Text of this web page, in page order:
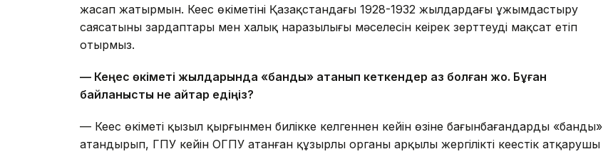
жасап жатырмын. Кеңес өкіметінің Қазақстандағы 1928-1932 жылдардағы ұжымдастыру
саясатының зардаптары мен халық наразылығы мәселесін кеңірек зерттеуді мақсат етіп
отырмыз.
— Кеңес өкіметі жылдарында «банды» атанып кеткендер аз болған жоқ. Бұған
байланысты не айтар едіңіз?
— Кеңес өкіметі қызыл қырғынмен билікке келгеннен кейін өзіне бағынбағандарды «банды»
атандырып, ГПУ кейін ОГПУ атанған құзырлы органы арқылы жергілікті кеңестік атқарушы